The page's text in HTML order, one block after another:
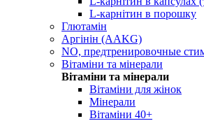
L-карнітин в порошку
Глютамін
Аргінін (AAKG)
NO, предтренировочные
Вітаміни та мінерали
Вітаміни та мінерали
Вітаміни для жінок
Мінерали
Вітаміни 40+